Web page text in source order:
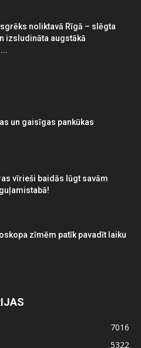
noliktavā Rīgā – slēgta
izsludināta augstākā
un gaisīgas pankūkas
vīrieši baidās lūgt savām
zīmēm patīk pavadīt laiku
7016
5322